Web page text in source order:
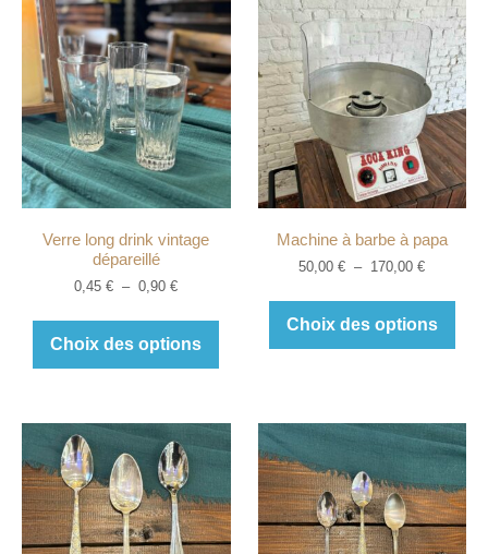
Verre long drink vintage
dépareillé
0,45€ – 0,90€
Choix des options
Machine à barbe à papa
50,00€ – 170,00€
Choix des options